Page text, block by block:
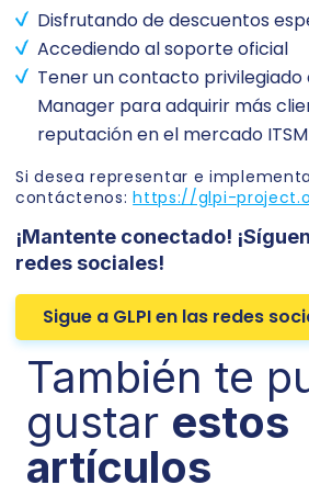
Disfrutando de descuentos
Accediendo al soporte oficial
Tener un contacto privilegiado
Manager para adquirir más
reputación en el mercado
Si desea representar e
contáctenos:https://glpi-
¡Mantente conectado!
redes sociales!
Sigue a GLPI en las redes
También te
gustar estos
artículos